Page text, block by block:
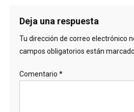
Deja una respuesta
Tu dirección de correo electrónico
campos obligatorios están
Comentario *